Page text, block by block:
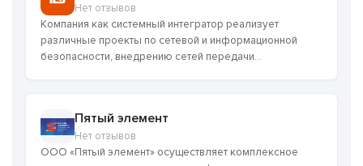
Нет отзывов
Компания как системный интегратор реализует
различные проекты по сетевой и информационной
безопасности, внедрению сетей передачи...
Пятый элемент
Нет отзывов
ООО «Пятый элемент» осуществляет комплексное